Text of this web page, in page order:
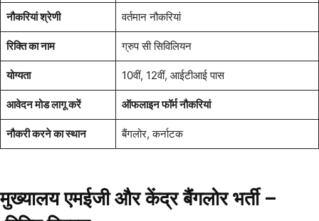
नौकरियां श्रेणी वर्तमान नौकरियां
रिक्ति का नाम ग्रुप सी सिविलियन
योग्यता 10वीं, 12वीं, आईटीआई पास
आवेदन मोड लागू करें ऑफलाइन फॉर्म नौकरियां
नौकरी करने का स्थान बैंगलोर, कर्नाटक
मुख्यालय एमईजी और केंद्र बैंगलोर भर्ती –